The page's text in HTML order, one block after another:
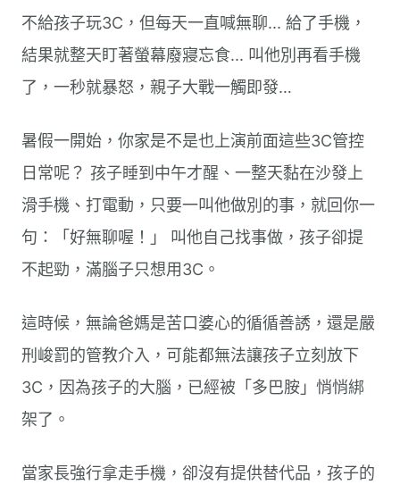
不給孩子玩3C，但每天一直喊無聊... 給了手機，
結果就整天盯著螢幕廢寢忘食... 叫他別再看手機
了，一秒就暴怒，親子大戰一觸即發…
暑假一開始，你家是不是也上演前面這些3C管控
日常呢？ 孩子睡到中午才醒、一整天黏在沙發上
滑手機、打電動，只要一叫他做別的事，就回你一
句：「好無聊喔！」 叫他自己找事做，孩子卻提
不起勁，滿腦子只想用3C。
這時候，無論爸媽是苦口婆心的循循善誘，還是嚴
刑峻罰的管教介入，可能都無法讓孩子立刻放下
3C，因為孩子的大腦，已經被「多巴胺」悄悄綁
架了。
當家長強行拿走手機，卻沒有提供替代品，孩子的